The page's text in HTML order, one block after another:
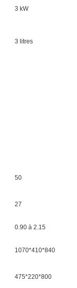
3 kW
3 litres
50
27
0.90 à 2.15
1070*410*840
475*220*800